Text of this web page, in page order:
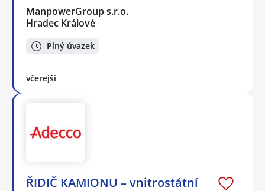
ManpowerGroup s.r.o.
Hradec Králové
Plný úvazek
včerejší
ŘIDIČ KAMIONU – vnitrostátní